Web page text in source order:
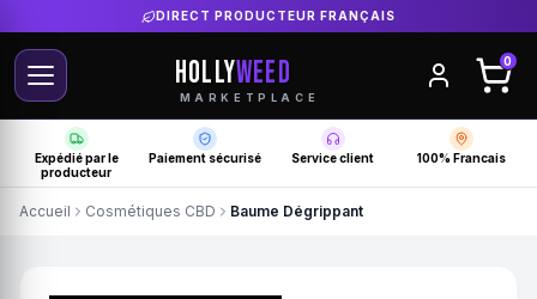
DIRECT PRODUCTEUR FRANÇAIS
HOLLYWEED
MARKETPLACE
0
Expédié par le
producteur
Paiement sécurisé Service client 100% Francais
Accueil Cosmétiques CBD Baume Dégrippant